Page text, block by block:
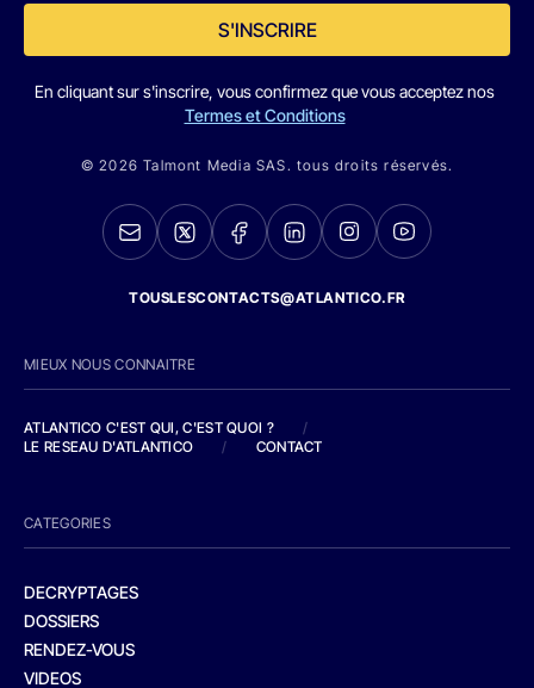
S'INSCRIRE
En cliquant sur s'inscrire, vous confirmez que vous acceptez nos
Termes et Conditions
© 2026 Talmont Media SAS. tous droits réservés.
TOUSLESCONTACTS@ATLANTICO.FR
MIEUX NOUS CONNAITRE
ATLANTICO C'EST QUI, C'EST QUOI ?
/
LE RESEAU D'ATLANTICO
/ CONTACT
CATEGORIES
DECRYPTAGES
DOSSIERS
RENDEZ-VOUS
VIDEOS